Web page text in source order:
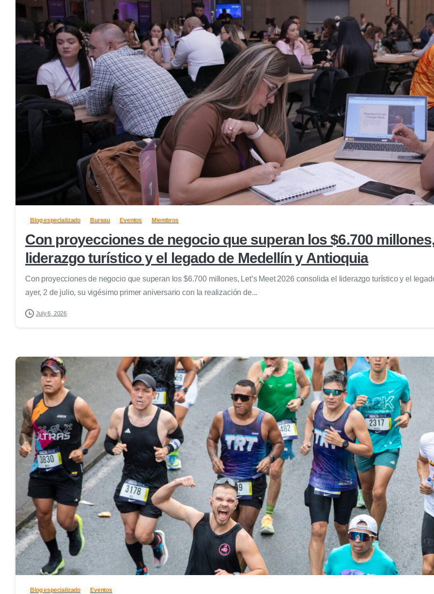
Blog especializado Bureau Eventos Miembros
Con proyecciones de negocio que superan los $6.700
liderazgo turístico y el legado de Medellín y Antioquia
Con proyecciones de negocio que superan los $6.700 millones, Let’s Meet 2026 consolida el liderazgo turístico y el
ayer, 2 de julio, su vigésimo primer aniversario con la realización de...
July 6, 2026
Blog especializado Eventos